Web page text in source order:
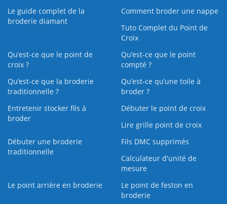
Le guide complet de la
broderie diamant
Comment broder une nappe
Tuto Complet du Point de
Croix
Qu’est-ce que le point de
croix ?
Qu’est-ce que le point
compté ?
Qu’est-ce que la broderie
traditionnelle ?
Qu’est‑ce qu’une toile à
broder ?
Entretenir stocker fils à
broder
Débuter le point de croix
Lire grille point de croix
Débuter une broderie
traditionnelle
Fils DMC supprimés
Calculateur d'unité de
mesure
Le point arrière en broderie
Le point de feston en
broderie